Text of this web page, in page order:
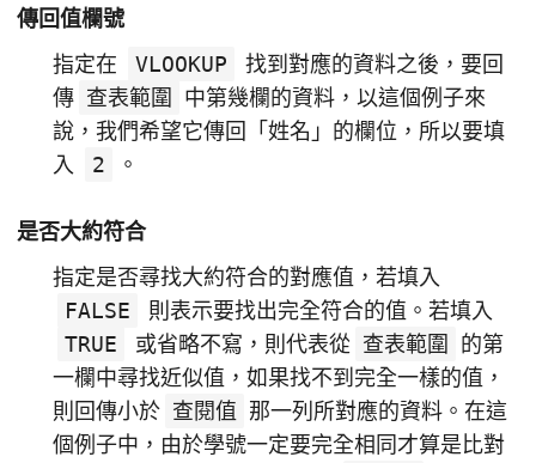
傳回值欄號
指定在
VLOOKUP
找到對應的資料之後，要回
傳 查表範圍
中第幾欄的資料，以這個例子來
說，我們希望它傳回「姓名」的欄位，所以要填
入
2 。
是否大約符合
指定是否尋找大約符合的對應值，若填入
FALSE
則表示要找出完全符合的值。若填入
TRUE
或省略不寫，則代表從 查表範圍
的第
一欄中尋找近似值，如果找不到完全一樣的值，
則回傳小於 查閱值 那一列所對應的資料。在這
個例子中，由於學號一定要完全相同才算是比對